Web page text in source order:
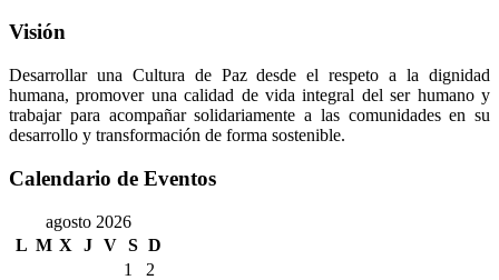
Visión
Desarrollar una Cultura de Paz desde el respeto a la dignidad
humana, promover una calidad de vida integral del ser humano y
trabajar para acompañar solidariamente a las comunidades en su
desarrollo y transformación de forma sostenible.
Calendario de Eventos
agosto 2026
L M X J V S D
1
2